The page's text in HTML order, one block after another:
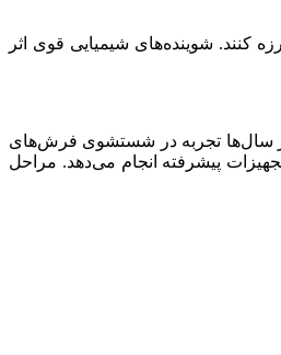
کنند. شوینده‌های شیمیایی قوی اثر
از سال‌ها تجربه در شستشوی فرش‌های
پیشرفته انجام می‌دهد. مراحل